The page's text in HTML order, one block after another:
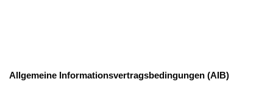
Allgemeine Informationsvertragsbedingungen (AIB)